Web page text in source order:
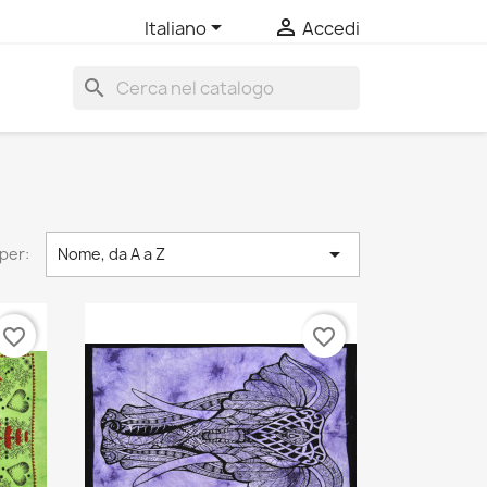
Italiano  Accedi
search
Nome, da A a Z 
favorite_border favorite_border